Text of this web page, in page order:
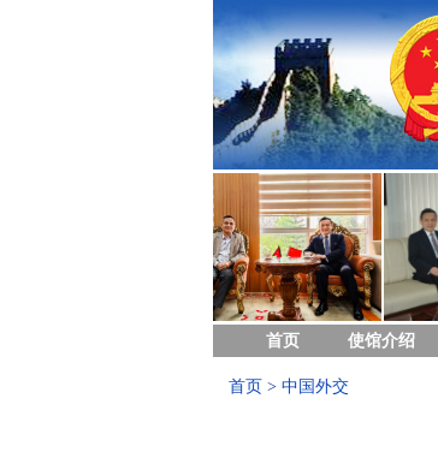
首页 使馆介绍
首页 > 中国外交